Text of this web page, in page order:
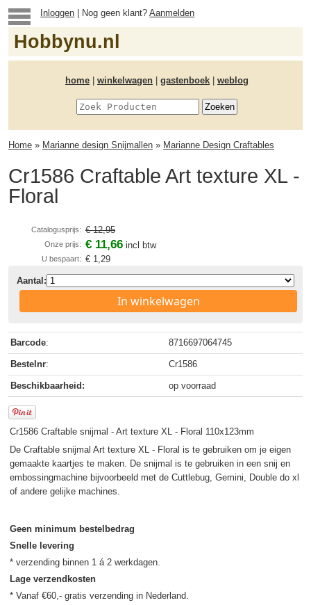
Inloggen | Nog geen klant?Aanmelden
Hobbynu.nl
home winkelwagen gastenboek weblog
Home » Marianne design Snijmallen » Marianne Design Craftables
Cr1586 Craftable Art texture XL -
Floral
Catalogusprijs: € 12,95
Onze prijs: € 11,66 incl btw
U bespaart: € 1,29
Aantal:
In winkelwagen
Barcode: 8716697064745
Bestelnr: Cr1586
Beschikbaarheid: op voorraad
Cr1586 Craftable snijmal - Art texture XL - Floral 110x123mm
De Craftable snijmal Art texture XL - Floral is te gebruiken om je eigen
gemaakte kaartjes te maken. De snijmal is te gebruiken in een snij en
embossingmachine bijvoorbeeld met de Cuttlebug, Gemini, Double do xl
of andere gelijke machines.
Geen minimum bestelbedrag
Snelle levering
Lage verzendkosten
* Vanaf €60,- gratis verzending in Nederland.